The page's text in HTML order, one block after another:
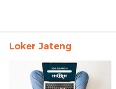
Loker Jateng